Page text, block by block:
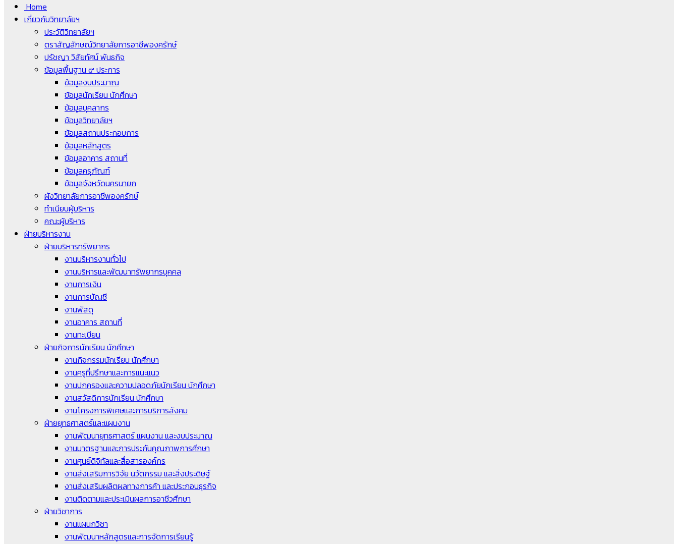
Home
เกี่ยวกับวิทยาลัยฯ
ประวัติวิทยาลัยฯ
ตราสัญลักษณ์วิทยาลัยการอาชีพองครักษ์
ปรัชญา วิสัยทัศน์ พันธกิจ
ข้อมูลพื้นฐาน ๙ ประการ
ข้อมูลงบประมาณ
ข้อมูลนักเรียน นักศึกษา
ข้อมูลบุคลากร
ข้อมูลวิทยาลัยฯ
ข้อมูลสถานประกอบการ
ข้อมูลหลักสูตร
ข้อมูลอาคาร สถานที่
ข้อมูลครุภัณฑ์
ข้อมูลจังหวัดนครนายก
ผังวิทยาลัยการอาชีพองครักษ์
ทำเนียบผู้บริหาร
คณะผู้บริหาร
ฝ่ายบริหารงาน
ฝ่ายบริหารทรัพยากร
งานบริหารงานทั่วไป
งานบริหารและพัฒนาทรัพยากรบุคคล
งานการเงิน
งานการบัญชี
งานพัสดุ
งานอาคาร สถานที่
งานทะเบียน
ฝ่ายกิจการนักเรียน นักศึกษา
งานกิจกรรมนักเรียน นักศึกษา
งานครูที่ปรึกษาและการแนะแนว
งานปกครองและความปลอดภัยนักเรียน นักศึกษา
งานสวัสดิการนักเรียน นักศึกษา
งานโครงการพิเศษและการบริการสังคม
ฝ่ายยุทธศาสตร์และแผนงาน
งานพัฒนายุทธศาสตร์ แผนงาน และงบประมาณ
งานมาตรฐานและการประกันคุณภาพการศึกษา
งานศูนย์ดิจิทัลและสื่อสารองค์กร
งานส่งเสริมการวิจัย นวัตกรรม และสิ่งประดิษฐ์
งานส่งเสริมผลิตผลทางการค้า และประกอบธุรกิจ
งานติดตามและประเมินผลการอาชีวศึกษา
ฝ่ายวิชาการ
งานแผนกวิชา
งานพัฒนาหลักสูตรและการจัดการเรียนรู้